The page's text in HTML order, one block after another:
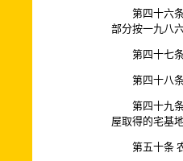
第四十六条
部分按一九八
第四十七条
第四十八条
第四十九条
屋取得的宅基
第五十条 农